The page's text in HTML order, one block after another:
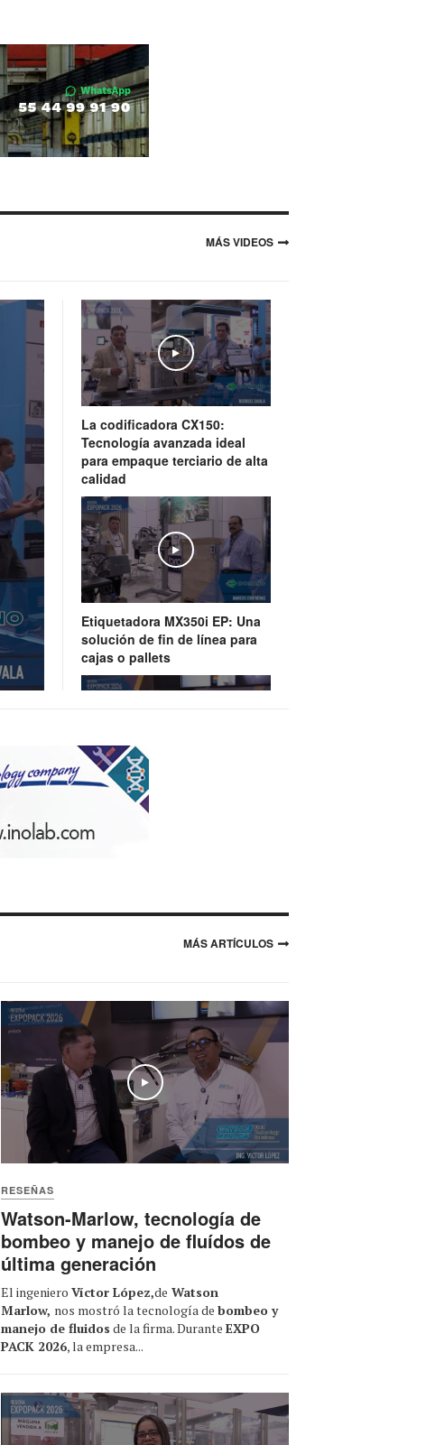
MÁS VIDEOS
Play
La codificadora CX150:
Tecnología avanzada ideal
para empaque terciario de alta
calidad
Play
Etiquetadora MX350i EP: Una
solución de fin de línea para
cajas o pallets
Watson-Marlow, tecnología de
bombeo y manejo de fluídos
de última generación
inmediata y reacción rápida
ante urgencias de empaque
secundario y terciario
Play
avanzados para el transporte
de polvos y sólidos
Play
"Integra 320", blisteadora y
estuchadora para automatizar
el envasado en PVC
MÁS ARTÍCULOS
Play
RESEÑAS
Watson-Marlow, tecnología de
bombeo y manejo de fluídos de
última generación
El ingeniero Víctor López,de Watson
Marlow, nos mostró la tecnología de bombeo y
manejo de fluidos de la firma. Durante EXPO
PACK 2026, la empresa...